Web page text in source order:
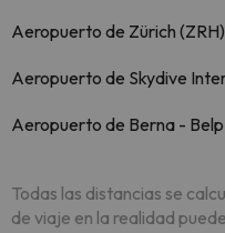
Aeropuerto de Zürich (ZRH)
Aeropuerto de Skydive
Aeropuerto de Berna - Belp
Todas las distancias se
de viaje en la realidad